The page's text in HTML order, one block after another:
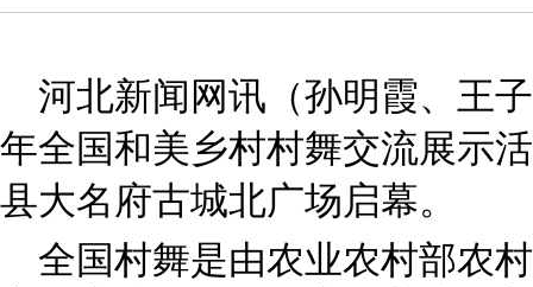
河北新闻网讯（孙明霞、王
年全国和美乡村村舞交流展示
县大名府古城北广场启幕。
全国村舞是由农业农村部农